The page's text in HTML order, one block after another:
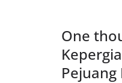
One
Pejuang